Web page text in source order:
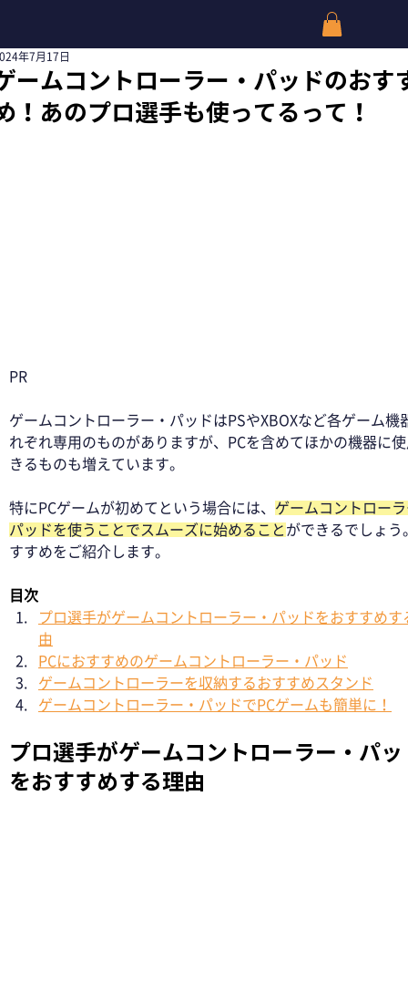
ームコントローラー・パッドのおす
！あのプロ選手も使ってるって！
年7月17日
PR
ゲームコントローラー・パッドはPSやXBOXなど各ゲーム機
れぞれ専用のものがありますが、PCを含めてほかの機器に
きるものも増えています。
特にPCゲームが初めてという場合には、 ゲームコントロー
パッドを使うことでスムーズに始めること ができるでしょう
すすめをご紹介します。
目次
プロ選手がゲームコントローラー・パッドをおすすめす
由
PCにおすすめのゲームコントローラー・パッド
ゲームコントローラーを収納するおすすめスタンド
ゲームコントローラー・パッドでPCゲームも簡単に！
プロ選手がゲームコントローラー・パッ
をおすすめする理由